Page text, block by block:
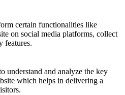
certain functionalities like
on social media platforms, collect
features.
understand and analyze the key
which helps in delivering a